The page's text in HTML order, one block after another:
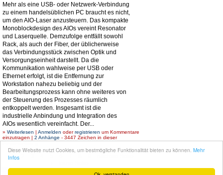
Diese Website nutzt Cookies, um bestmögliche Funktionalität bieten zu können. Mehr
Infos
Mehr als eine USB- oder Netzwerk-Verbindung
zu einem handelsüblichen PC braucht es nicht,
um den AIO-Laser anzusteuern. Das kompakte
Monoblockdesign des AIOs vereint Resonator
und Laserquelle. Demzufolge entfällt sowohl
Rack, als auch der Fiber, der üblicherweise
das Verbindungsstück zwischen Optik und
Versorgungseinheit darstellt. Da die
Kommunikation wahlweise per USB oder
Ethernet erfolgt, ist die Entfernung zur
Workstation nahezu beliebig und der
Bearbeitungsprozess kann ohne weiteres von
der Steuerung des Prozesses räumlich
entkoppelt werden. Insgesamt ist die
industrielle Anbindung und Integration des
AIOs wesentlich vereinfacht. Der...
» Weiterlesen | Anmelden oderregistrieren um Kommentare
einzutragen | 2 Anhänge - 3447 Zeichen in dieser
Pressemeldung
1